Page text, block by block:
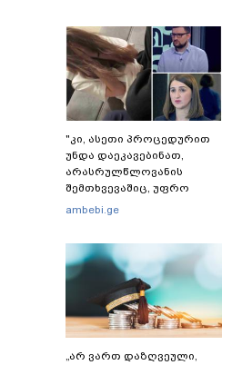
"კი, ასეთი პროცედურით
უნდა დაეკავებინათ,
არასრულწლოვანის
შემთხვევაშიც, უფრო
მსუბუქი ვარიანტი ძნელი
აღსრულდა განჩინება
ღამე" - იურისტები
ambebi.ge
„არ ვართ დაზღვეული,